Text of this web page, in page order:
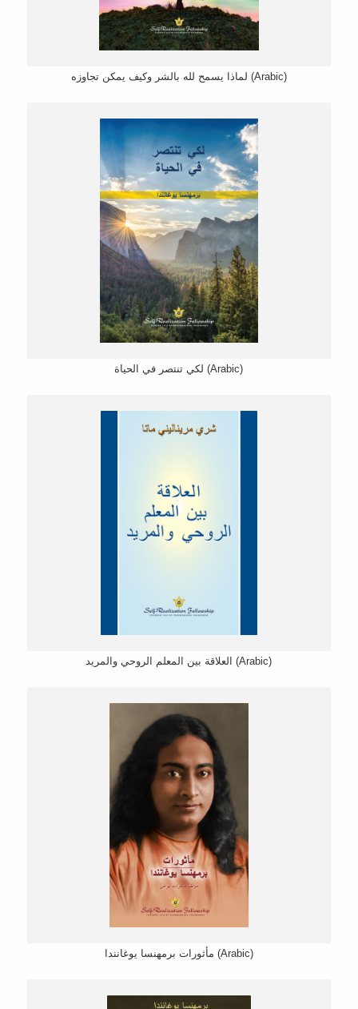
لماذا یسمح لله بالشر وكیف یمكن تجاوزه (Arabic)
لكي تنتصر في الحیاة (Arabic)
العلاقة بين المعلم الروحي والمريد (Arabic)
مأثورات برمهنسا يوغانندا (Arabic)